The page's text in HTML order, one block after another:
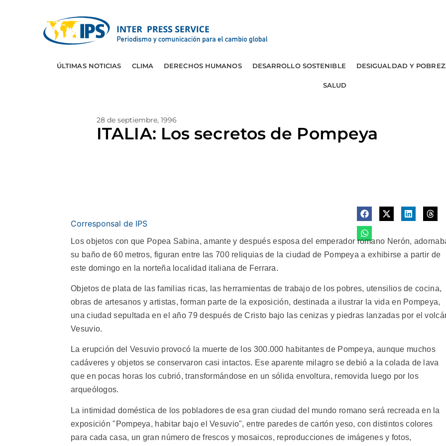
ÚLTIMAS NOTICIAS CLIMA DERECHOS HUMANOS DESARROLLO SOSTENIBLE DESIGUALDAD Y
SALUD
28 de septiembre, 1996
ITALIA: Los secretos de Pompeya
Corresponsal de IPS
Los objetos con que Popea Sabina, amante y después esposa del emperador romano Nerón,
su baño de 60 metros, figuran entre las 700 reliquias de la ciudad de Pompeya a exhibirse a partir de
este domingo en la norteña localidad italiana de Ferrara.
Objetos de plata de las familias ricas, las herramientas de trabajo de los pobres, utensilios de cocina,
obras de artesanos y artistas, forman parte de la exposición, destinada a ilustrar la vida en Pompeya,
una ciudad sepultada en el año 79 después de Cristo bajo las cenizas y piedras lanzadas por el
Vesuvio.
La erupción del Vesuvio provocó la muerte de los 300.000 habitantes de Pompeya, aunque muchos
cadáveres y objetos se conservaron casi intactos. Ese aparente milagro se debió a la colada de lava
que en pocas horas los cubrió, transformándose en un sólida envoltura, removida luego por los
arqueólogos.
La intimidad doméstica de los pobladores de esa gran ciudad del mundo romano será recreada en la
exposición "Pompeya, habitar bajo el Vesuvio", entre paredes de cartón yeso, con distintos colores
para cada casa, un gran número de frescos y mosaicos, reproducciones de imágenes y fotos,